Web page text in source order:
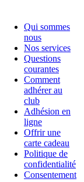
Qui sommes
nous
Nos services
Questions
courantes
Comment
adhérer au
club
Adhésion en
ligne
Offrir une
carte cadeau
Politique de
confidentialité
Consentement